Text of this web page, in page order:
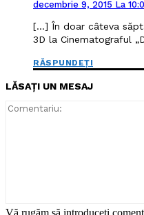
decembrie 9, 2015 La
[…] În doar câteva
3D la Cinematograful
RĂSPUNDEȚI
LĂSAȚI UN MESAJ
Vă rugăm să introduceți